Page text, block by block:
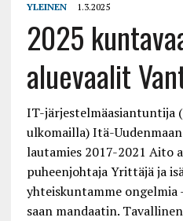
YLEINEN 1.3.2025
2025
aluevaalit
IT-järjestelmäasiantuntija
ulkomailla) Itä-
lautamies 2017-2021 Aito
puheenjohtaja Yrittäjä ja
yhteiskuntamme ongelmia
saan mandaatin.